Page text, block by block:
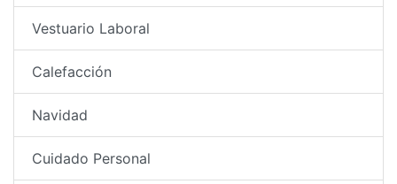
Vestuario Laboral
Calefacción
Navidad
Cuidado Personal